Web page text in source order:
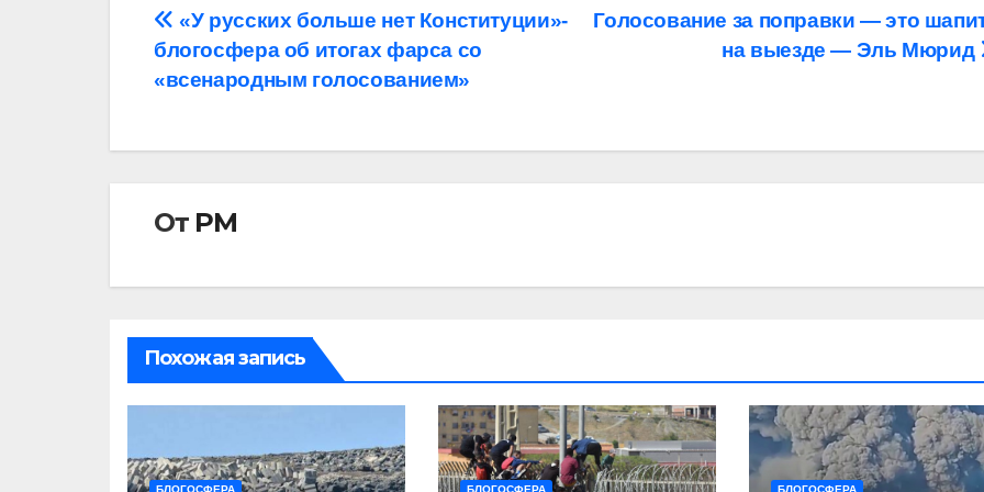
Навигация
по
Голосование за поправки — это
на выезде — Эль Мюрид
«У русских больше нет Конституции»-
блогосфера об итогах фарса со
«всенародным голосованием»
От РМ
Похожая запись
БЛОГОСФЕРА БЛОГОСФЕРА БЛОГОСФЕРА